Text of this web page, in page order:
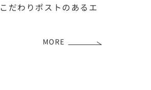
だわりポストのあるエ
MORE